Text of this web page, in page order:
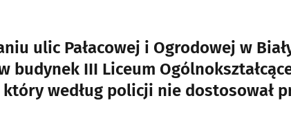
ulic Pałacowej i Ogrodowej w
budynek III Liceum
według policji nie dostosował